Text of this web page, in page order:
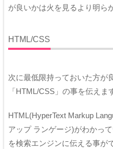
が良いかは火を見るより明ら
HTML/CSS
次に最低限持っておいた方が
「HTML/CSS」の事を伝えま
HTML(HyperText Markup
アップ ランゲージ)がわかっ
を検索エンジンに伝える事が